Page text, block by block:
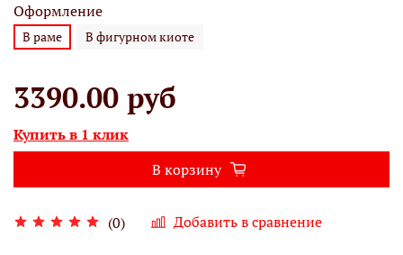
(0) Добавить в сравнение
Оформление
В раме В фигурном киоте
3390.00 руб
Купить в 1 клик
В корзину